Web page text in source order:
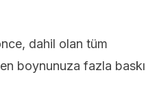
dahil olan tüm
boynunuza fazla baskı